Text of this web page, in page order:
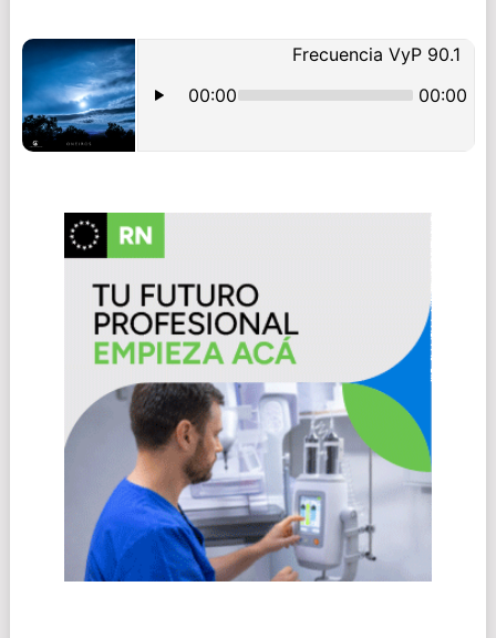
POSTS
NAVIGATION